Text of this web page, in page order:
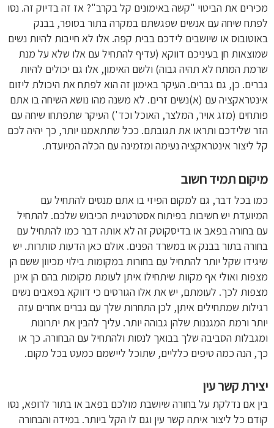
מכירים את הביטוי "קשה באימונים קל בקרב"? אז זה בדיוק זה. נסו
לפתח שיחה עם אנשים שפגשתם במקרה בתור בסופר, בבנק
באוטובוס או שיושבים לידכם בבית קפה. אלו לא חייבות להיות נשים
שמוצאות חן בעיניכם דווקא (עדיף להתחיל עם אלו שלא על מנת
שרמת המתח לא תהיה גבוה) ולשם האימון, אלו גם יכולים להיות
גברים. כן, גם גברים. העיקר באימון זה הוא לפתח את היכולת ליזום
אינטראקציה עם (א)נשים זרים. לא משנה מהו נושא השיחה בו אתם
פותחים (מזג אויר, המלצר, האוכל וכד') העיקר שתפתחו שיחה עם
הזר שלידכם ותראו את תגובתם. ככל שתתאמנו יותר, כך יהיה לכם
קל ליצור אינטראקציה נעימה ומזמינה עם הכלה המיועדת.
מיקום תמיד חשוב
כמו בכל דבר, גם למקום הפיזי בו אתם מנסים להתחיל עם
המיועדת יש חשיבות בפיתוח אסטרטגיית הכיבוש שלכם. להתחיל
עם בחורה בפאב או בדיסקוטק זה לא אותה דבר כמו להתחיל עם
בחורה בתור בבנק או במשרד הפנים. אולם כאן הדעות סותרות. יש
שיגידו שקל יותר להתחיל עם בחורות במקומות בילוי מכיוון ששם הן
מצפות ואולי אף מקוות שיתחילו איתן לעומת מקומות בהם הן אינן
מצפות לכך. לעומתם, יש את אלו הגורסים כי דווקא בפאבים נשים
רגילות שמתחילים איתן, לכן התחרות שלך עם גברים אחרים עזה
יותר ורמת המגננות שלהן גבוהה יותר. עליך להבין את יתרונות
ומגבלות הסביבה שלך בבואך לנסות ולהתחיל עם הבחורה. כך או
כך, הנה כמה טיפים כלליים, שתוכל ליישמם כמעט בכל מקום.
יצירת קשר עין
בין אם נדלקת על בחורה שיושבת מולכם בפאב או בתור לרופא, נסו
קודם כל ליצור איתה קשר עין וגם לו הקל ביותר. במידה והבחורה